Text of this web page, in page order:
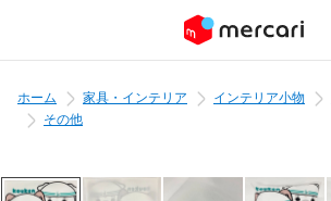
ホーム 家具・インテリア インテリア小物
その他